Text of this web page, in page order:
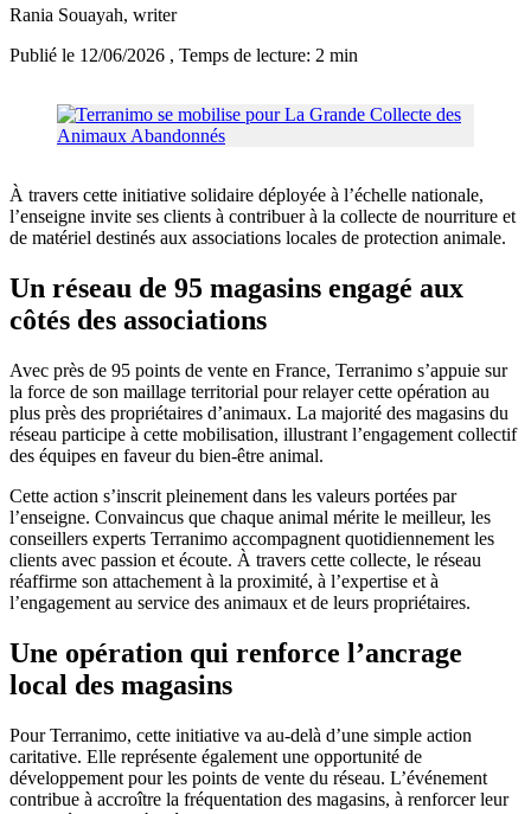
Rania Souayah, writer
Publié le 12/06/2026 , Temps de lecture: 2 min
À travers cette initiative solidaire déployée à l’échelle nationale,
l’enseigne invite ses clients à contribuer à la collecte de nourriture et
de matériel destinés aux associations locales de protection animale.
Un réseau de 95 magasins engagé aux
côtés des associations
Avec près de 95 points de vente en France, Terranimo s’appuie sur
la force de son maillage territorial pour relayer cette opération au
plus près des propriétaires d’animaux. La majorité des magasins du
réseau participe à cette mobilisation, illustrant l’engagement collectif
des équipes en faveur du bien-être animal.
Cette action s’inscrit pleinement dans les valeurs portées par
l’enseigne. Convaincus que chaque animal mérite le meilleur, les
conseillers experts Terranimo accompagnent quotidiennement les
clients avec passion et écoute. À travers cette collecte, le réseau
réaffirme son attachement à la proximité, à l’expertise et à
l’engagement au service des animaux et de leurs propriétaires.
Une opération qui renforce l’ancrage
local des magasins
Pour Terranimo, cette initiative va au-delà d’une simple action
caritative. Elle représente également une opportunité de
développement pour les points de vente du réseau. L’événement
contribue à accroître la fréquentation des magasins, à renforcer leur